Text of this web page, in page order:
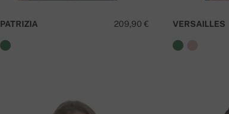
209,90 €
PATRIZIA VERSAILLES